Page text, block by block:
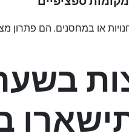
או במחסנים, הם פתרון